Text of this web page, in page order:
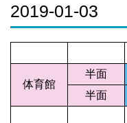
2019-01-03
体育館
半面
半面